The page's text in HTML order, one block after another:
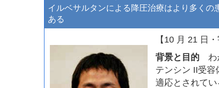
イルベサルタンによる降圧治療はより多くの
ある
【10 月 21 日
背景と目的 わ
テンシン II受容
適応とされて